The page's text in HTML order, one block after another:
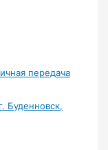
передача
Буденновск,